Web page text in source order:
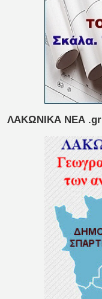
ΛΑΚΩΝΙΚΑ ΝΕΑ .gr